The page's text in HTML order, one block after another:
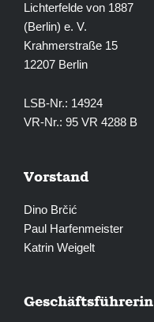
Lichterfelde von 1887
(Berlin) e. V.
Krahmerstraße 15
12207 Berlin
LSB-Nr.: 14924
VR-Nr.: 95 VR 4288 B
Vorstand
Dino Brčić
Paul Harfenmeister
Katrin Weigelt
Geschäftsführerin